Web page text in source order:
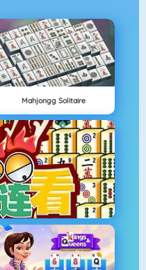
Mahjongg Solitaire